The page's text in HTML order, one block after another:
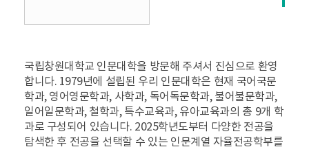
국립창원대학교 인문대학을 방문해 주셔서 진심으로 환영
합니다. 1979년에 설립된 우리 인문대학은 현재 국어국문
학과, 영어영문학과, 사학과, 독어독문학과, 불어불문학과,
일어일문학과, 철학과, 특수교육과, 유아교육과의 총 9개 학
과로 구성되어 있습니다. 2025학년도부터 다양한 전공을
탐색한 후 전공을 선택할 수 있는 인문계열 자율전공학부를